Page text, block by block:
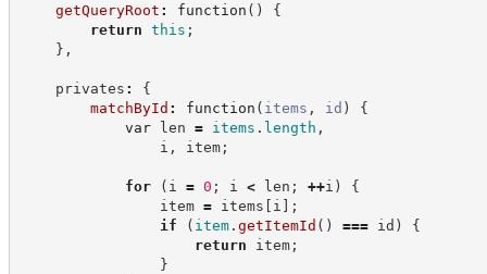
getQueryRoot : function ( )
{
return this ;
} ,
privates :
{
matchById : function ( items , id )
{
var len = items . length ,
i , item;
for ( i = 0 ; i < len ; ++i )
{
item = items [ i ] ;
if
( item. getItemId ( ) === id )
{
return item;
}